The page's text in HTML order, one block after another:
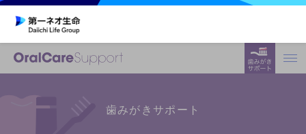
歯みがきサポート